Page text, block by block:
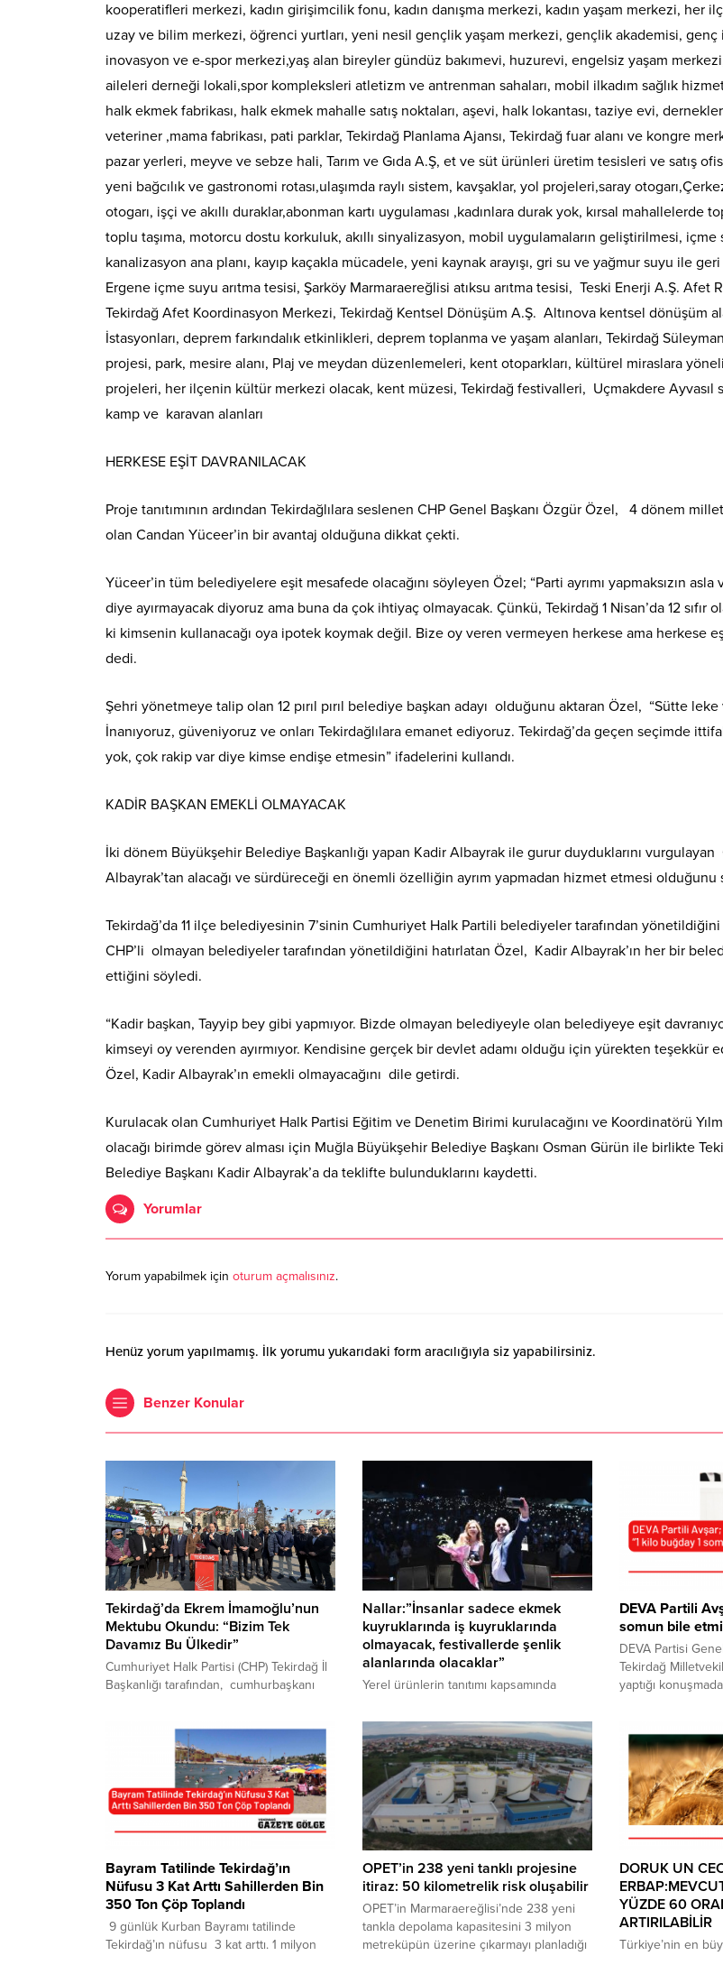
kooperatifleri merkezi, kadın girişimcilik fonu, kadın danışma merkezi, kadın yaşam merkezi, her
uzay ve bilim merkezi, öğrenci yurtları, yeni nesil gençlik yaşam merkezi, gençlik akademisi, genç
inovasyon ve e-spor merkezi,yaş alan bireyler gündüz bakımevi, huzurevi, engelsiz yaşam
aileleri derneği lokali,spor kompleksleri atletizm ve antrenman sahaları, mobil ilkadım sağlık
halk ekmek fabrikası, halk ekmek mahalle satış noktaları, aşevi, halk lokantası, taziye evi,
veteriner ,mama fabrikası, pati parklar, Tekirdağ Planlama Ajansı, Tekirdağ fuar alanı ve kongre
pazar yerleri, meyve ve sebze hali, Tarım ve Gıda A.Ş, et ve süt ürünleri üretim tesisleri ve satış
yeni bağcılık ve gastronomi rotası,ulaşımda raylı sistem, kavşaklar, yol projeleri,saray
otogarı, işçi ve akıllı duraklar,abonman kartı uygulaması ,kadınlara durak yok, kırsal mahallelerde
toplu taşıma, motorcu dostu korkuluk, akıllı sinyalizasyon, mobil uygulamaların geliştirilmesi, içme
kanalizasyon ana planı, kayıp kaçakla mücadele, yeni kaynak arayışı, gri su ve yağmur suyu ile
Ergene içme suyu arıtma tesisi, Şarköy Marmaraereğlisi atıksu arıtma tesisi, Teski Enerji A.Ş. Afet
Tekirdağ Afet Koordinasyon Merkezi, Tekirdağ Kentsel Dönüşüm A.Ş. Altınova kentsel dönüşüm
İstasyonları, deprem farkındalık etkinlikleri, deprem toplanma ve yaşam alanları, Tekirdağ
projesi, park, mesire alanı, Plaj ve meydan düzenlemeleri, kent otoparkları, kültürel miraslara
projeleri, her ilçenin kültür merkezi olacak, kent müzesi, Tekirdağ festivalleri, Uçmakdere Ayvasıl
kamp ve karavan alanları
HERKESE EŞİT DAVRANILACAK
Proje tanıtımının ardından Tekirdağlılara seslenen CHP Genel Başkanı Özgür Özel, 4 dönem
olan Candan Yüceer’in bir avantaj olduğuna dikkat çekti.
Yüceer’in tüm belediyelere eşit mesafede olacağını söyleyen Özel; “Parti ayrımı yapmaksızın asla
diye ayırmayacak diyoruz ama buna da çok ihtiyaç olmayacak. Çünkü, Tekirdağ 1 Nisan’da 12
ki kimsenin kullanacağı oya ipotek koymak değil. Bize oy veren vermeyen herkese ama herkese
dedi.
Şehri yönetmeye talip olan 12 pırıl pırıl belediye başkan adayı olduğunu aktaran Özel, “Sütte
İnanıyoruz, güveniyoruz ve onları Tekirdağlılara emanet ediyoruz. Tekirdağ’da geçen seçimde
yok, çok rakip var diye kimse endişe etmesin” ifadelerini kullandı.
KADİR BAŞKAN EMEKLİ OLMAYACAK
İki dönem Büyükşehir Belediye Başkanlığı yapan Kadir Albayrak ile gurur duyduklarını vurgulayan
Albayrak’tan alacağı ve sürdüreceği en önemli özelliğin ayrım yapmadan hizmet etmesi olduğunu
Tekirdağ’da 11 ilçe belediyesinin 7’sinin Cumhuriyet Halk Partili belediyeler tarafından
CHP’li olmayan belediyeler tarafından yönetildiğini hatırlatan Özel, Kadir Albayrak’ın her bir
ettiğini söyledi.
“Kadir başkan, Tayyip bey gibi yapmıyor. Bizde olmayan belediyeyle olan belediyeye eşit
kimseyi oy verenden ayırmıyor. Kendisine gerçek bir devlet adamı olduğu için yürekten teşekkür
Özel, Kadir Albayrak’ın emekli olmayacağını dile getirdi.
Kurulacak olan Cumhuriyet Halk Partisi Eğitim ve Denetim Birimi kurulacağını ve Koordinatörü
olacağı birimde görev alması için Muğla Büyükşehir Belediye Başkanı Osman Gürün ile birlikte
Belediye Başkanı Kadir Albayrak’a da teklifte bulunduklarını kaydetti.
Yorumlar
Yorum yapabilmek için oturum açmalısınız.
Henüz yorum yapılmamış. İlk yorumu yukarıdaki form aracılığıyla siz yapabilirsiniz.
Benzer Konular
Tekirdağ’da Ekrem İmamoğlu’nun
Mektubu Okundu: “Bizim Tek
Davamız Bu Ülkedir”
Cumhuriyet Halk Partisi (CHP) Tekirdağ İl
Başkanlığı tarafından, cumhurbaşkanı
kaleme aldığı mektup kamuoyuyla
paylaşıldı. Türkiye genelinde CHP’nin 81
ilinde eş zamanlı olarak okunan mektup,
Tekirdağ’da Süleymanpaşa ilçesindeki
Hasan Ali Yücel Meydanı’nda
düzenlenen etkinlikte vatandaşlara
ilçe...
Nallar:”İnsanlar sadece ekmek
kuyruklarında iş kuyruklarında
olmayacak, festivallerde şenlik
alanlarında olacaklar”
Yerel ürünlerin tanıtımı kapsamında
Şenliğinde konuşan Süleymanpaşa
Belediye Başkanı Volkan Nallar, tasarruf
tedbirleri ve belediyenin büyük bir borç
ile devralınmasından doğan bütçe
sorununa rağmen vatandaşları, mutlu
etmek adına yöresel şenlikleri yapmaya
devam edeceklerini kaydetti. Tekirdağ’ın
kırsal mahallesi Ferhadanlı’da üretimi
yapılan, çevre il ve ilçelerden talep edilen
karpuz...
DEVA Partili
somun bile
DEVA Partisi
Tekirdağ
yaptığı
ekmek bile
hükümeti sorumlu
yanlıştan
Ziraat Odaları
maliyetini 10 lira...
Bayram Tatilinde Tekirdağ’ın
Nüfusu 3 Kat Arttı Sahillerden Bin
350 Ton Çöp Toplandı
9 günlük Kurban Bayramı tatilinde
Tekirdağ’ın nüfusu 3 kat arttı. 1 milyon
OPET’in 238 yeni tanklı projesine
itiraz: 50 kilometrelik risk oluşabilir
OPET’in Marmaraereğlisi’nde 238 yeni
tankla depolama kapasitesini 3 milyon
metreküpün üzerine çıkarmayı planladığı
DORUK UN
YÜZDE 60
ARTIRILABİLİR
Türkiye’nin en